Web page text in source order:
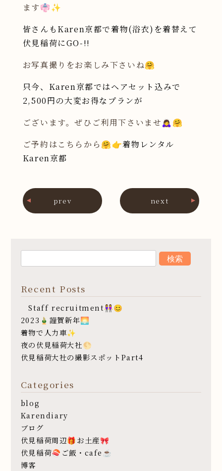
ます👘✨
皆さんもKaren京都で着物(浴衣)を着替えて
伏見稲荷にGO-!!
お写真撮りをお楽しみ下さいね🤗
只今、Karen京都ではヘアセット込みで
2,500円の大変お得なプランが
ございます。ぜひご利用下さいませ🙇‍♀️🤗
ご予約はこちらから🤗👉着物レンタル
Karen京都
prev next
Recent Posts
Staff recruitment👭😊
2023🎍謹賀新年🌅
着物で人力車✨
夜の伏見稲荷大社🌕
伏見稲荷大社の撮影スポットPart4
Categories
blog
Karendiary
ブログ
伏見稲荷周辺🎁お土産🎀
伏見稲荷🍣ご飯・cafe☕️
博客